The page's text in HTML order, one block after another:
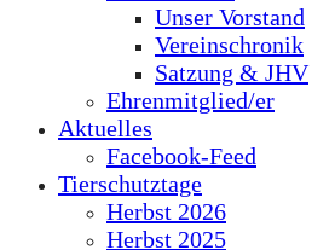
Unser Vorstand
Vereinschronik
Satzung & JHV
Ehrenmitglied/er
Aktuelles
Facebook-Feed
Tierschutztage
Herbst 2026
Herbst 2025